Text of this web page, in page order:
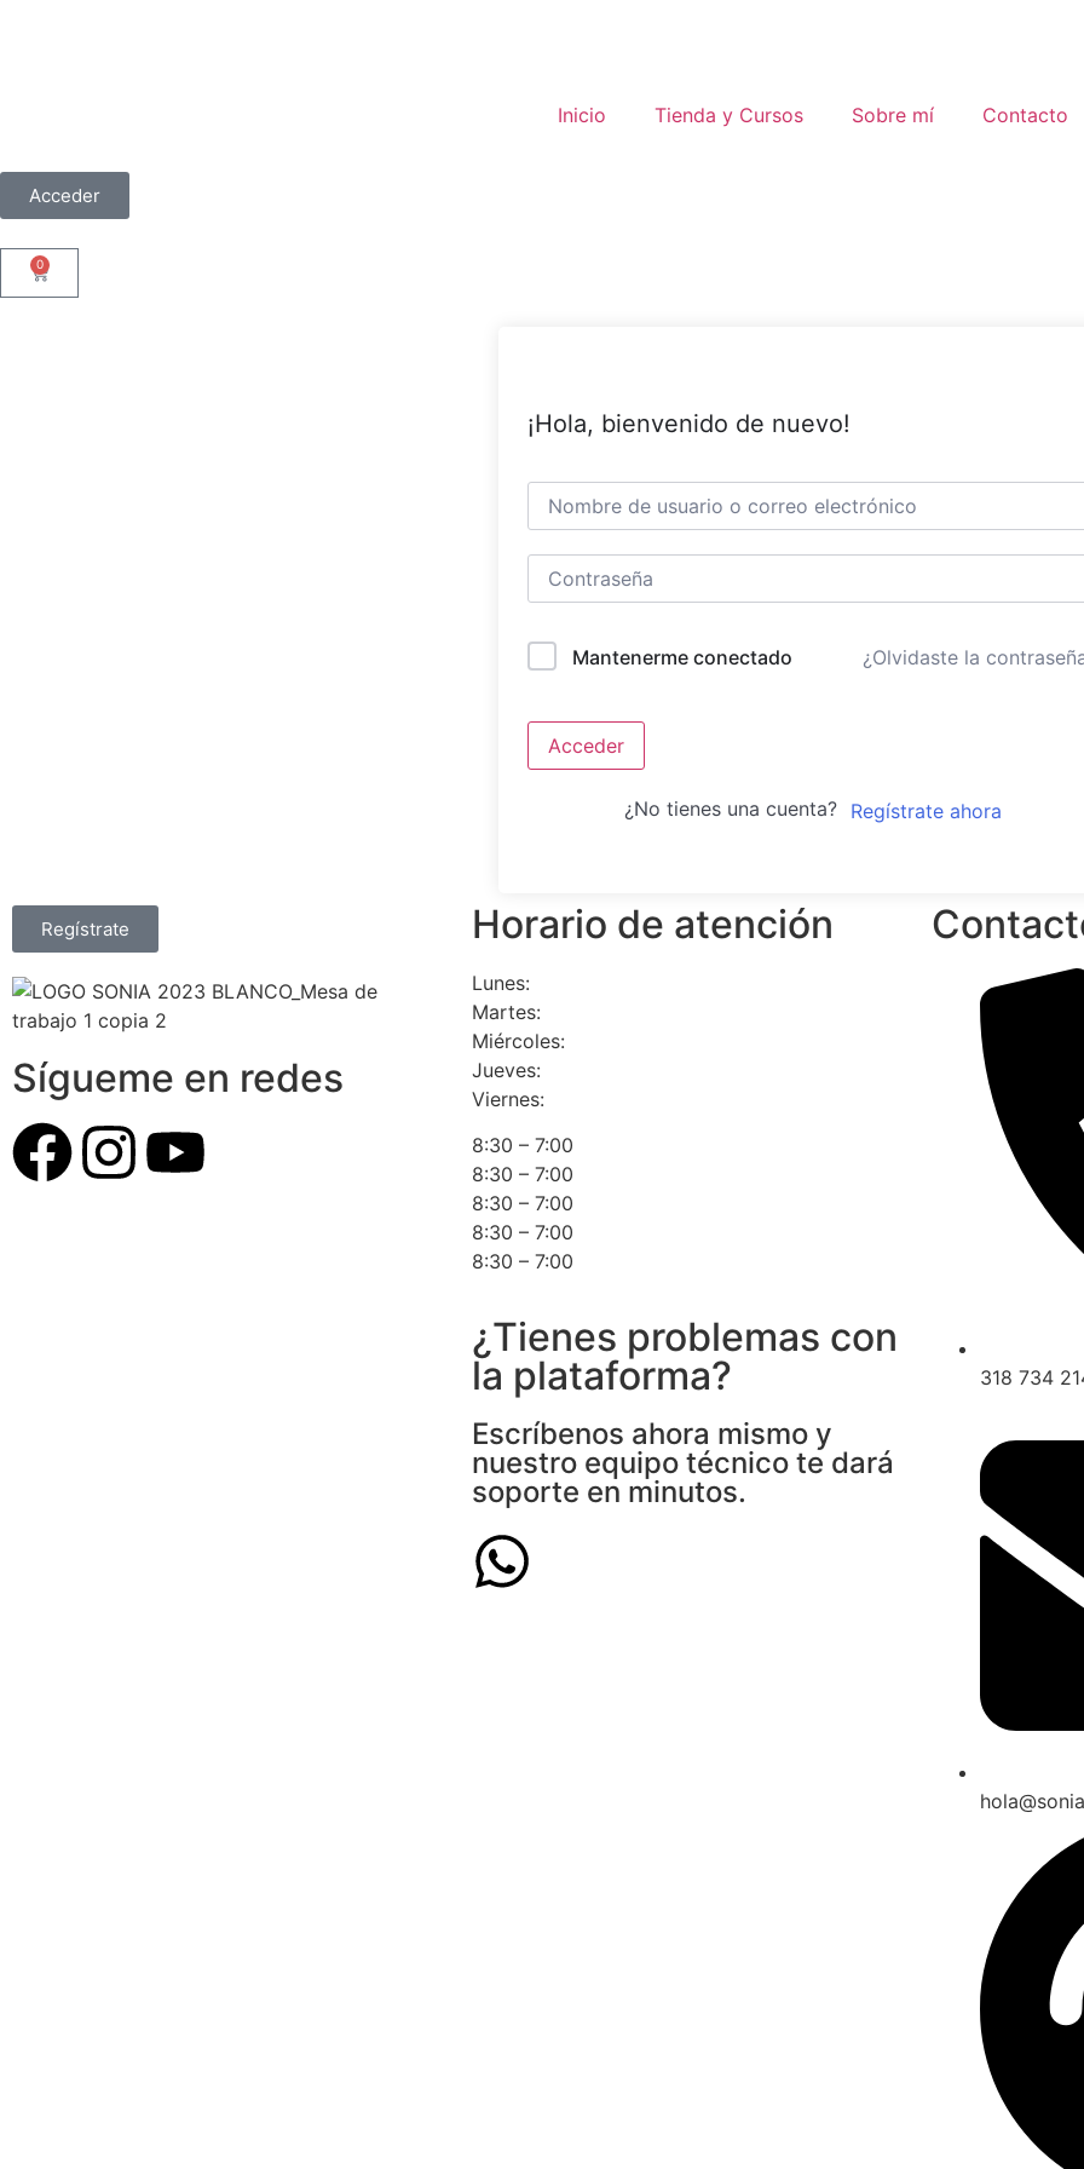
Inicio Tienda y Cursos Sobre mí Contacto
Acceder
0
¡Hola, bienvenido de nuevo!
Mantenerme conectado ¿Olvidaste la
Acceder
¿No tienes una cuenta? Regístrate ahora
Regístrate
Sígueme en redes
Horario de atención
Lunes:
Martes:
Miércoles:
Jueves:
Viernes:
8:30 – 7:00
8:30 – 7:00
8:30 – 7:00
8:30 – 7:00
8:30 – 7:00
¿Tienes problemas con
la plataforma?
Escríbenos ahora mismo y
nuestro equipo técnico te dará
soporte en minutos.
318 734